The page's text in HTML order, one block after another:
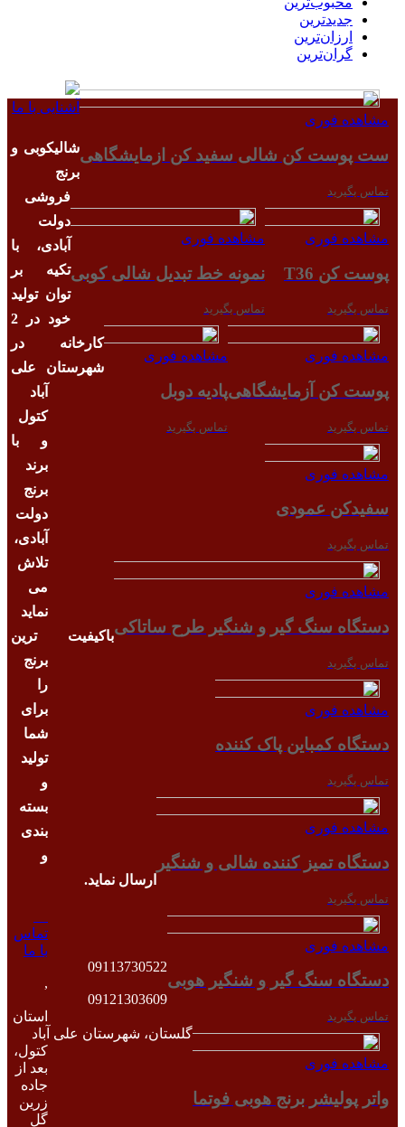
جدیدترین
ارزان‌ترین
گران‌ترین
مشاهده فوری
ست پوست کن شالی سفید کن ازمایشگاهی
تماس بگیرید
مشاهده فوری
پوست کن T36
تماس بگیرید
مشاهده فوری
نمونه خط تبدیل شالی کوبی
تماس بگیرید
مشاهده فوری
پوست کن آزمایشگاهی
تماس بگیرید
مشاهده فوری
پادیه دوبل
تماس بگیرید
مشاهده فوری
سفیدکن عمودی
تماس بگیرید
مشاهده فوری
دستگاه سنگ گیر و شنگیر طرح ساتاکی
تماس بگیرید
مشاهده فوری
دستگاه کمباین پاک کننده
تماس بگیرید
مشاهده فوری
دستگاه تمیز کننده شالی و شنگیر
تماس بگیرید
مشاهده فوری
دستگاه سنگ گیر و شنگیر هوبی
تماس بگیرید
مشاهده فوری
واتر پولیشر برنج هوبی فوتما
آشنایی با ما
شالیکوبی و
برنج
فروشی
دولت
آبادی، با
تکیه بر
توان تولید
خود در 2
کارخانه در
شهرستان علی
آباد
کتول
و با
برند
برنج
دولت
آبادی،
تلاش
می
نماید
باکیفیت ترین
برنج
را
برای
شما
تولید
و
بسته
بندی
و
ارسال نماید.
تماس
با ما
09113730522
,
09121303609
استان
گلستان، شهرستان علی آباد
کتول،
بعد از
جاده
زرین
گل